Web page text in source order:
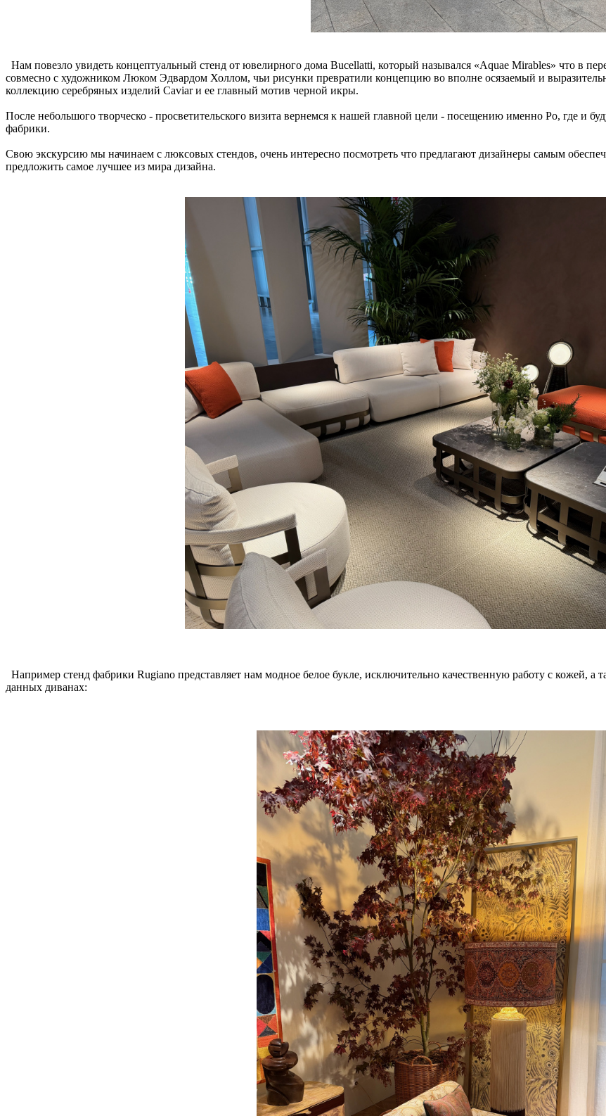
Нам повезло увидеть концептуальный стенд от ювелирного дома Bucellatti, который назывался «Aquae Mirables» что в
совмесно с художником Люком Эдвардом Холлом, чьи рисунки превратили концепцию во вполне осязаемый и
коллекцию серебряных изделий Caviar и ее главный мотив черной икры.
После небольшого творческо - просветительского визита вернемся к нашей главной цели - посещению именно Ро, где и
фабрики.
Свою экскурсию мы начинаем с люксовых стендов, очень интересно посмотреть что предлагают дизайнеры самым
предложить самое лучшее из мира дизайна.
Например стенд фабрики Rugiano представляет нам модное белое букле, исключительно качественную работу с кожей,
данных диванах: